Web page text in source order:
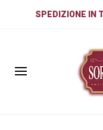
SPEDIZIONE IN